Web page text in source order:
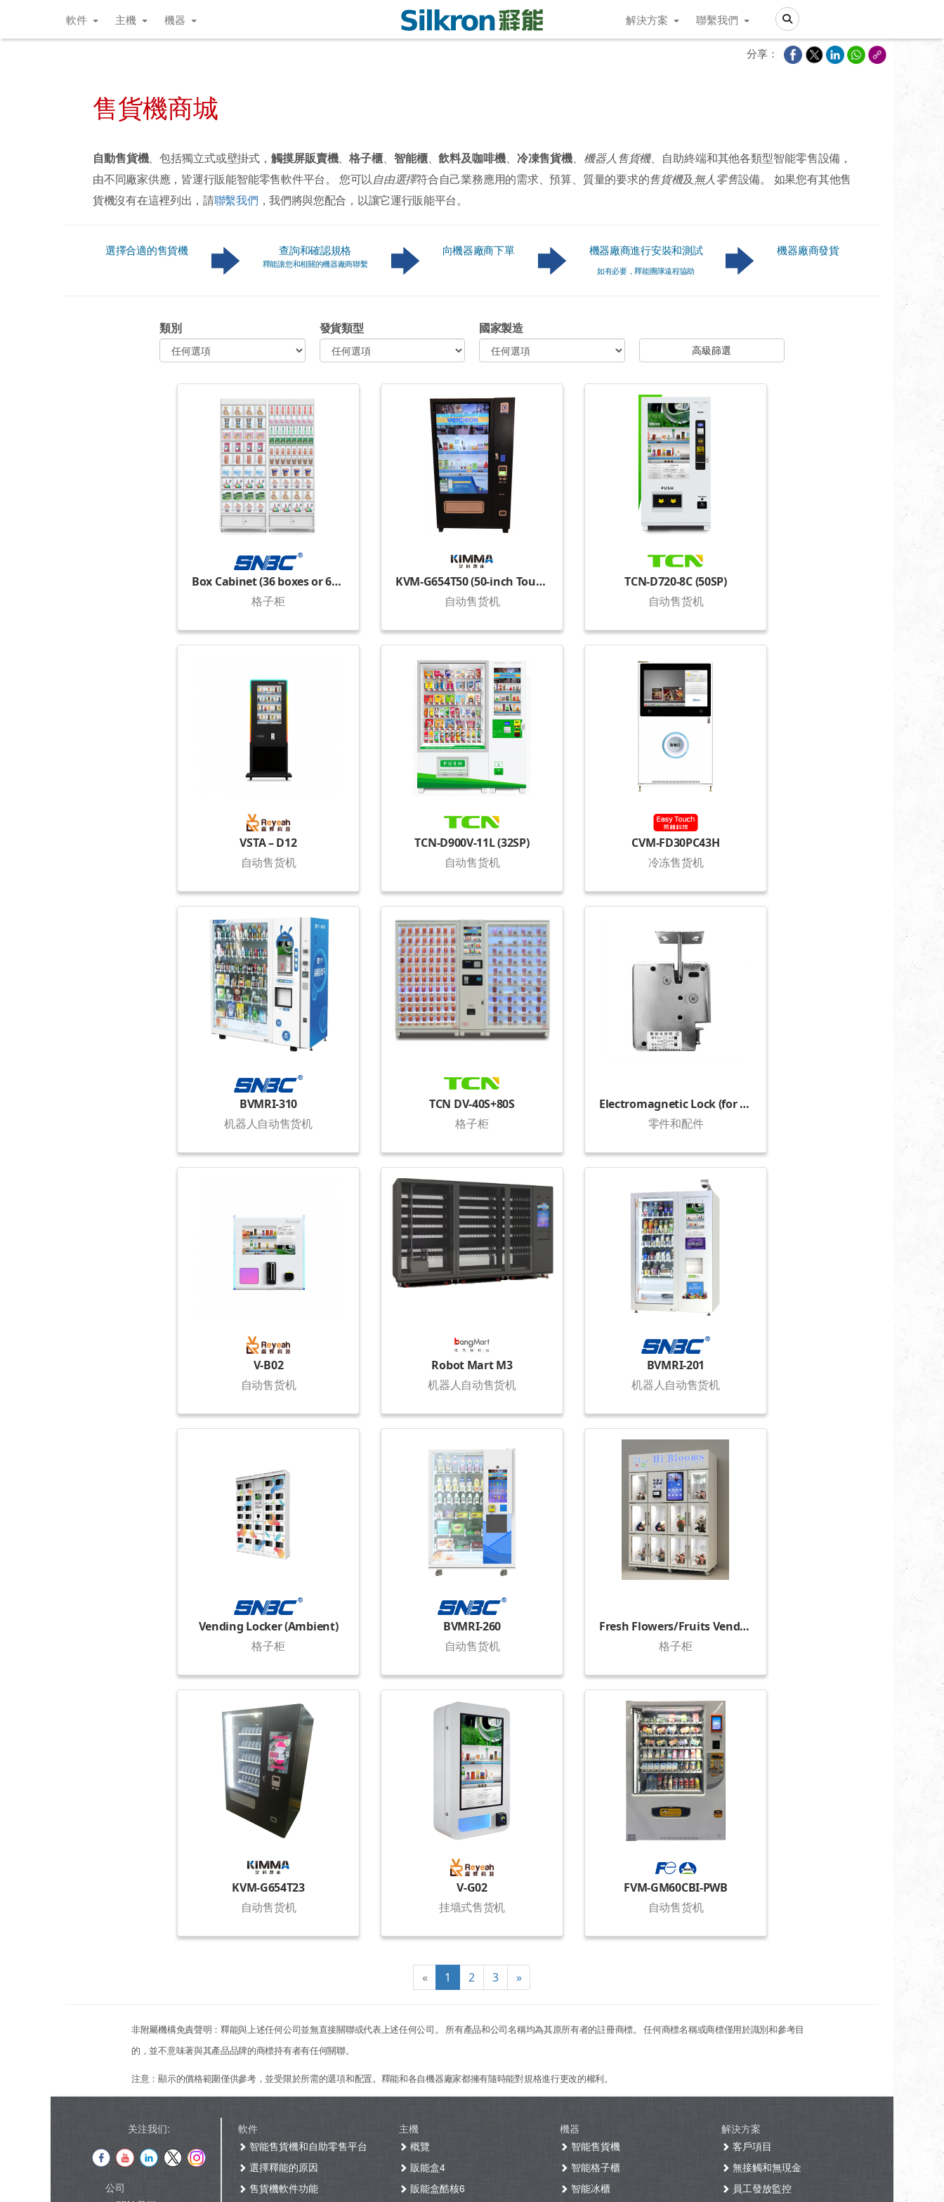
Search
軟件 主機 機器 解決方案 聯繫我們
分享：
售貨機商城
自動售貨機、包括獨立式或壁掛式，觸摸屏販賣機、格子櫃、 智能櫃、飲料及咖啡機、 冷凍售貨機、 機器人售貨機、自助終端和其他各類型智能零售設備，
由不同廠家供應，皆運行販能智能零售軟件平台。 您可以自由選擇符合自己業務應用的需求、預算、質量的要求的售貨機及 無人零售設備。 如果您有其他售
貨機沒有在這裡列出，請聯繫我們 ，我們將與您配合，以讓它運行販能平台。
選擇合適的售貨機 查詢和確認規格
釋能讓您和相關的機器廠商聯繫
向機器廠商下單 機器廠商進行安裝和測試
如有必要，釋能團隊遠程協助
機器廠商發貨
類別 發貨類型 國家製造
高級篩選
Box Cabinet (36 boxes or 64 boxes)
格子柜
KVM-G654T50 (50-inch Touch Display)
自动售货机
TCN-D720-8C (50SP)
自动售货机
VSTA – D12
自动售货机
TCN-D900V-11L (32SP)
自动售货机
CVM-FD30PC43H
冷冻售货机
BVMRI-310
机器人自动售货机
TCN DV-40S+80S
格子柜
Electromagnetic Lock (for lockers)
零件和配件
V-B02
自动售货机
Robot Mart M3
机器人自动售货机
BVMRI-201
机器人自动售货机
Vending Locker (Ambient)
格子柜
BVMRI-260
自动售货机
Fresh Flowers/Fruits Vending Locker (1500)
格子柜
KVM-G654T23
自动售货机
V-G02
挂墙式售货机
FVM-GM60CBI-PWB
自动售货机
« 1 2 3 »
非附屬機構免責聲明：釋能與上述任何公司並無直接關聯或代表上述任何公司。 所有產品和公司名稱均為其原所有者的註冊商標。 任何商標名稱或商標僅用於識別和參考目
的，並不意味著與其產品品牌的商標持有者有任何關聯。
注意：顯示的價格範圍僅供參考，並受限於所需的選項和配置。釋能和各自機器廠家都擁有隨時能對規格進行更改的權利。
关注我们:
公司
軟件
智能售貨機和自助零售平台
選擇釋能的原因
售貨機軟件功能
主機
概覽
販能盒4
販能盒酷核6
機器
智能售貨機
智能格子櫃
智能冰櫃
解決方案
客戶項目
無接觸和無現金
員工發放監控